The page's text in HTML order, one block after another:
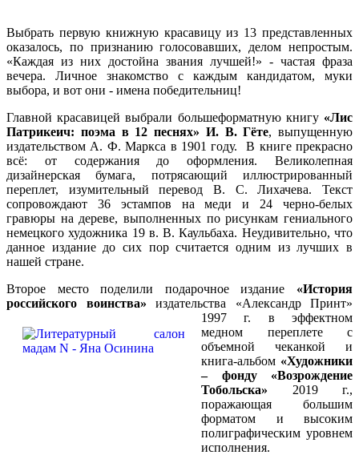
Выбрать первую книжную красавицу из 13 представленных
оказалось, по признанию голосовавших, делом непростым.
«Каждая из них достойна звания лучшей!» - частая фраза
вечера. Личное знакомство с каждым кандидатом, муки
выбора, и вот они - имена победительниц!
Главной красавицей выбрали большеформатную книгу «Лис
Патрикеич: поэма в 12 песнях» И. В. Гёте, выпущенную
издательством А. Ф. Маркса в 1901 году. В книге прекрасно
всё: от содержания до оформления. Великолепная
дизайнерская бумага, потрясающий иллюстрированный
переплет, изумительный перевод В. С. Лихачева. Текст
сопровождают 36 эстампов на меди и 24 черно-белых
гравюры на дереве, выполненных по рисункам гениального
немецкого художника 19 в. В. Каульбаха. Неудивительно, что
данное издание до сих пор считается одним из лучших в
нашей стране.
Второе место поделили подарочное издание «История
российского воинства» издательства «Александр Принт»
1997 г. в эффектном
медном переплете с
объемной чеканкой и
книга-альбом «Художники
– фонду «Возрождение
Тобольска» 2019 г.,
поражающая большим
форматом и высоким
полиграфическим уровнем
исполнения.